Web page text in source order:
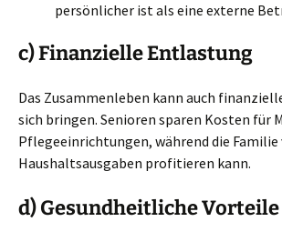
persönlicher ist als eine externe
c) Finanzielle Entlastung
Das Zusammenleben kann auch
sich bringen. Senioren sparen Kosten für
Pflegeeinrichtungen, während die
Haushaltsausgaben profitieren kann.
d) Gesundheitliche Vorteile